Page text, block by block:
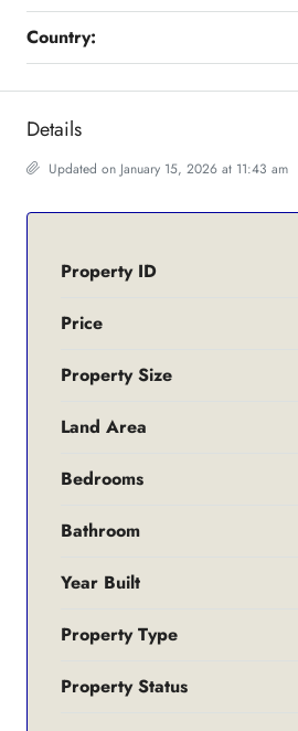
Country:
Details
Updated on January 15, 2026 at 11:43 am
Property ID
Price
Property Size
Land Area
Bedrooms
Bathroom
Year Built
Property Type
Property Status